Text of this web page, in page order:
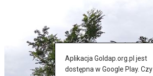
Aplikacja Goldap.org.pl jest
dostępna w Google Play. Czy